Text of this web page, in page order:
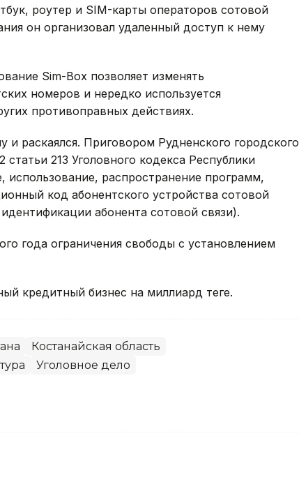
роутер и SIM-карты операторов сотовой
он организовал удаленный доступ к нему
Sim-Box позволяет изменять
номеров и нередко используется
противоправных действиях.
раскаялся. Приговором Рудненского городского
213 Уголовного кодекса Республики
использование, распространение программ,
код абонентского устройства сотовой
абонента сотовой связи).
года ограничения свободы с установлением
кредитный бизнес на миллиард теңге.
Костанайская область
Уголовное дело